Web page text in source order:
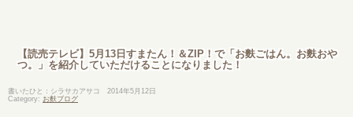
【読売テレビ】5月13日すまたん！＆ZIP！で「お麩ごはん。お麩おや
つ。」を紹介していただけることになりました！
書いたひと：シラサカアサコ 2014年5月12日
Category: お麩ブログ